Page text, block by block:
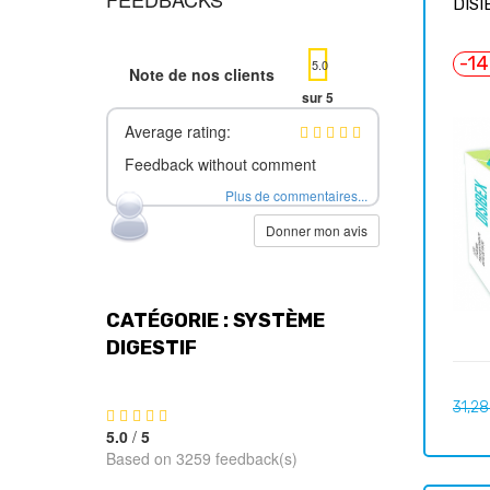
Note de nos clients 5.0
sur 5
Average rating:
Feedback without comment
Plus de commentaires...
Donner mon avis
CATÉGORIE : SYSTÈME
DIGESTIF
5.0 / 5
Based on 3259 feedback(s)
-
Prix